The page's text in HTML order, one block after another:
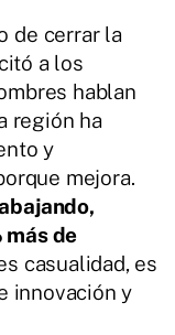
de cerrar la
a los
hablan
región ha
y
mejora.
más de
casualidad, es
innovación y